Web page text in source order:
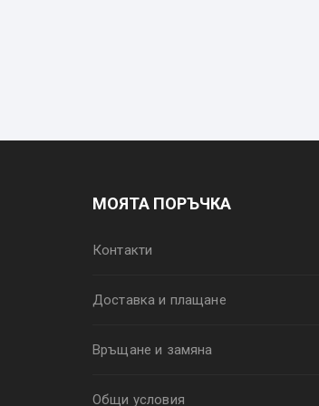
МОЯТА ПОРЪЧКА
Контакти
Доставка и плащане
Връщане и замяна
Общи условия